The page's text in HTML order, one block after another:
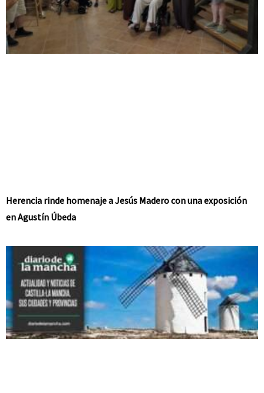
Herencia rinde homenaje a Jesús Madero con una exposición
en Agustín Úbeda